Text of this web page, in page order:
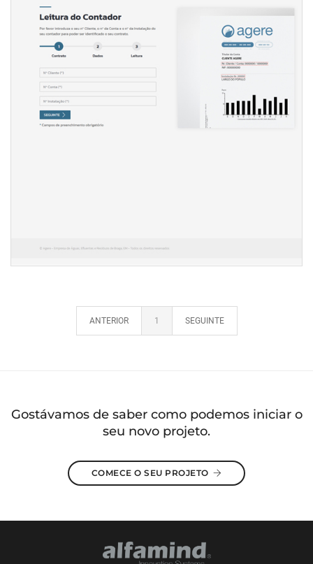
PLATAFORMA DE LEITURA DO CONTADOR
INTERNET
ANTERIOR 1 SEGUINTE
Gostávamos de saber como podemos iniciar o
seu novo projeto.
COMECE O SEU PROJETO